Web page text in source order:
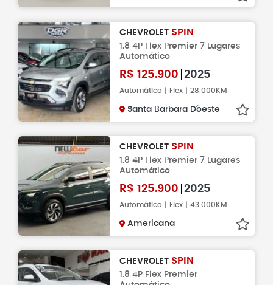
CHEVROLET SPIN
1.8 4P Flex Premier 7 Lugares
Automático
R$ 125.900 2025
Automático | Flex | 28.000KM
Santa Barbara D´oeste
CHEVROLET SPIN
1.8 4P Flex Premier 7 Lugares
Automático
R$ 125.900 2025
Automático | Flex | 43.000KM
Americana
CHEVROLET SPIN
1.8 4P Flex Premier